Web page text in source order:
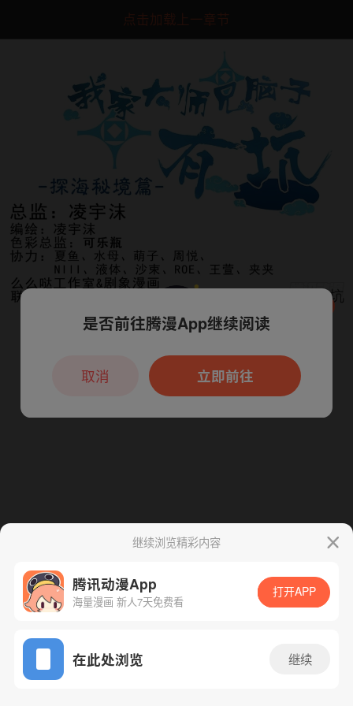
点击加载上一章节
App免费看
继续浏览精彩内容
腾讯动漫App
海量漫画 新人7天免费看
打开APP
在此处浏览 继续
本章节仅支持App阅读，可打开App新用
户7天免费看
是否前往腾漫App继续阅读
立即前往
取消